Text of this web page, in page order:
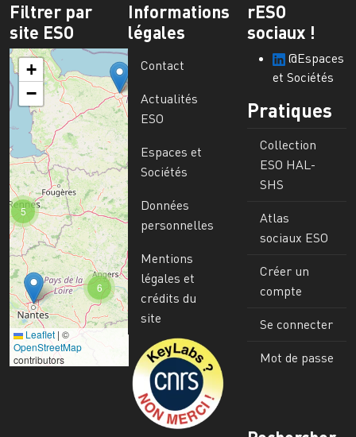
Filtrer par
site ESO
6
5
+
−
Leaflet | ©
OpenStreetMap
contributors
Informations
légales
Contact
Actualités
ESO
Espaces et
Sociétés
Données
personnelles
Mentions
légales et
crédits du
site
Image
rESO
sociaux !
@Espaces
et Sociétés
Pratiques
Collection
ESO HAL-
SHS
Atlas
sociaux ESO
Créer un
compte
Se connecter
Mot de passe